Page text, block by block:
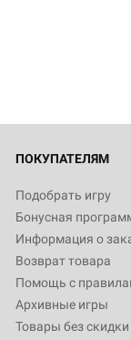
ПОКУПАТЕЛЯМ
Подобрать игру
Бонусная
Информация о
Возврат товара
Помощь с
Архивные игры
Товары без скидки